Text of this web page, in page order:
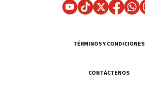
TÉRMINOS Y CONDICIONES
CONTÁCTENOS